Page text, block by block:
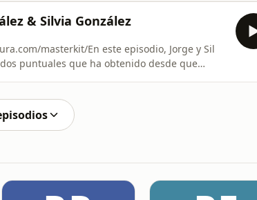
www.youtube.
& Silvia González
masterkit/En este episodio, Jorge y Sil
puntuales que ha obtenido desde que